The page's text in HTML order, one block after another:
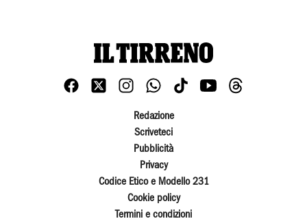
Redazione
Scriveteci
Pubblicità
Privacy
Codice Etico e Modello 231
Cookie policy
Termini e condizioni